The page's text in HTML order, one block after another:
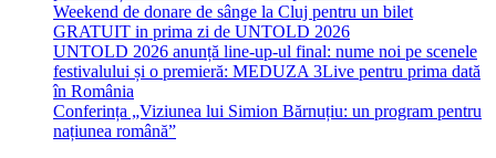
Weekend de donare de sânge la Cluj pentru un bilet
GRATUIT in prima zi de UNTOLD 2026
UNTOLD 2026 anunță line-up-ul final: nume noi pe scenele
festivalului și o premieră: MEDUZA 3Live pentru prima dată
în România
Conferința „Viziunea lui Simion Bărnuțiu: un program pentru
națiunea română”